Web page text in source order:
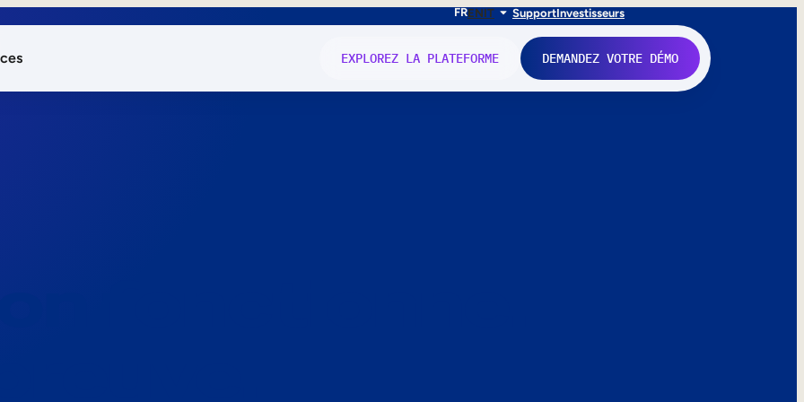
FRENIT SupportInvestisseurs
EXPLOREZ LA PLATEFORME DEMANDEZ VOTRE DÉMO